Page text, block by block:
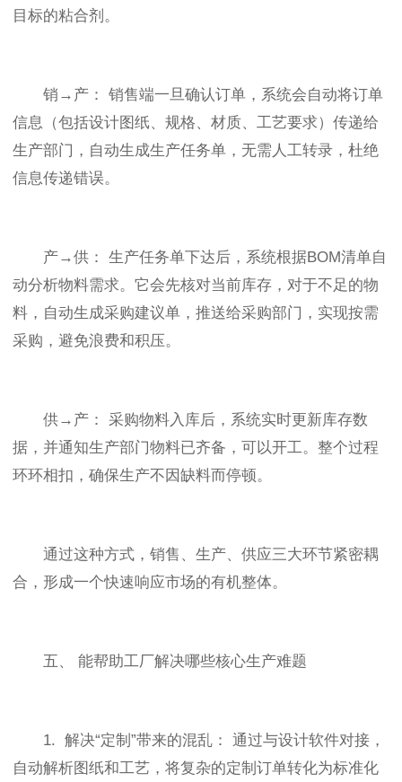
目标的粘合剂。
销→产： 销售端一旦确认订单，系统会自动将订单
信息（包括设计图纸、规格、材质、工艺要求）传递给
生产部门，自动生成生产任务单，无需人工转录，杜绝
信息传递错误。
产→供： 生产任务单下达后，系统根据BOM清单自
动分析物料需求。它会先核对当前库存，对于不足的物
料，自动生成采购建议单，推送给采购部门，实现按需
采购，避免浪费和积压。
供→产： 采购物料入库后，系统实时更新库存数
据，并通知生产部门物料已齐备，可以开工。整个过程
环环相扣，确保生产不因缺料而停顿。
通过这种方式，销售、生产、供应三大环节紧密耦
合，形成一个快速响应市场的有机整体。
五、 能帮助工厂解决哪些核心生产难题
1. 解决“定制”带来的混乱： 通过与设计软件对接，
自动解析图纸和工艺，将复杂的定制订单转化为标准化